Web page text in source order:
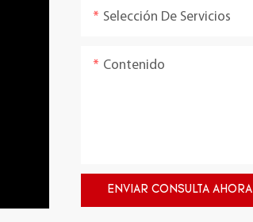
Selección De Servicios
Contenido
ENVIAR CONSULTA AHORA